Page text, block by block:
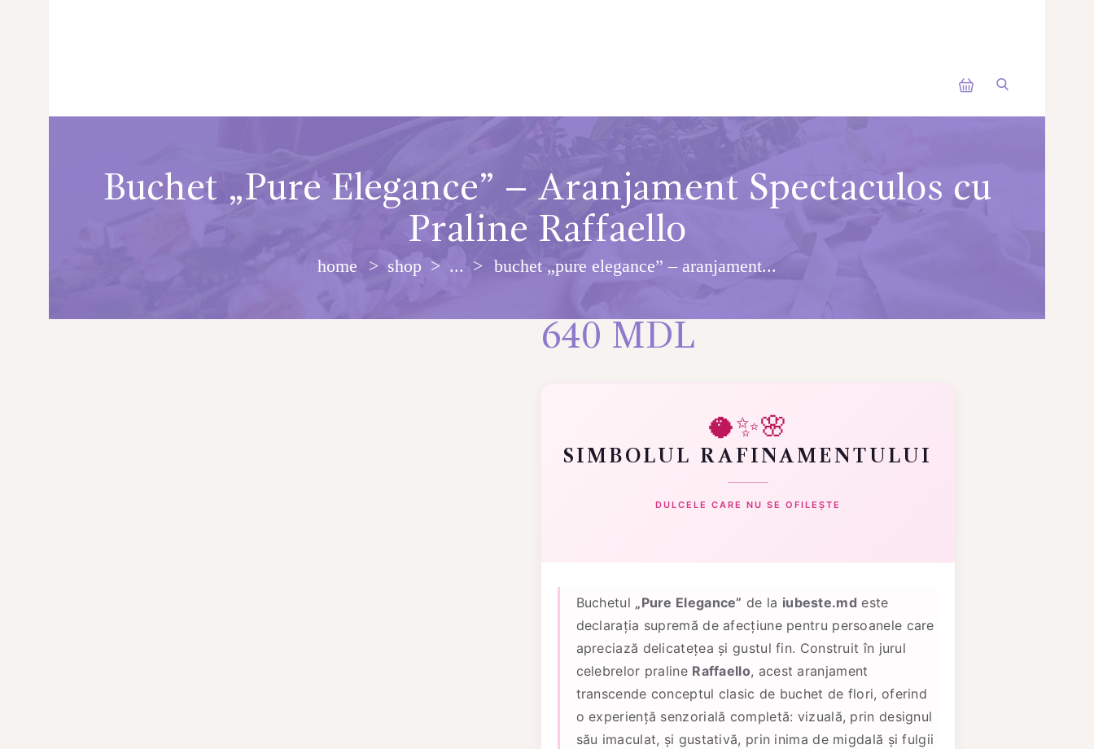
Buchet „Pure Elegance” – Aranjament Spectaculos cu
Praline Raffaello
home shop ... buchet „pure elegance” – aranjament...
SERVICII 640 MDL
🥥✨🌸
SIMBOLUL RAFINAMENTULUI
DULCELE CARE NU SE OFILEȘTE
Buchetul „Pure Elegance” de la iubeste.md este
declarația supremă de afecțiune pentru persoanele care
apreciază delicatețea și gustul fin. Construit în jurul
celebrelor praline Raffaello, acest aranjament
transcende conceptul clasic de buchet de flori, oferind
o experiență senzorială completă: vizuală, prin designul
său imaculat, și gustativă, prin inima de migdală și fulgii